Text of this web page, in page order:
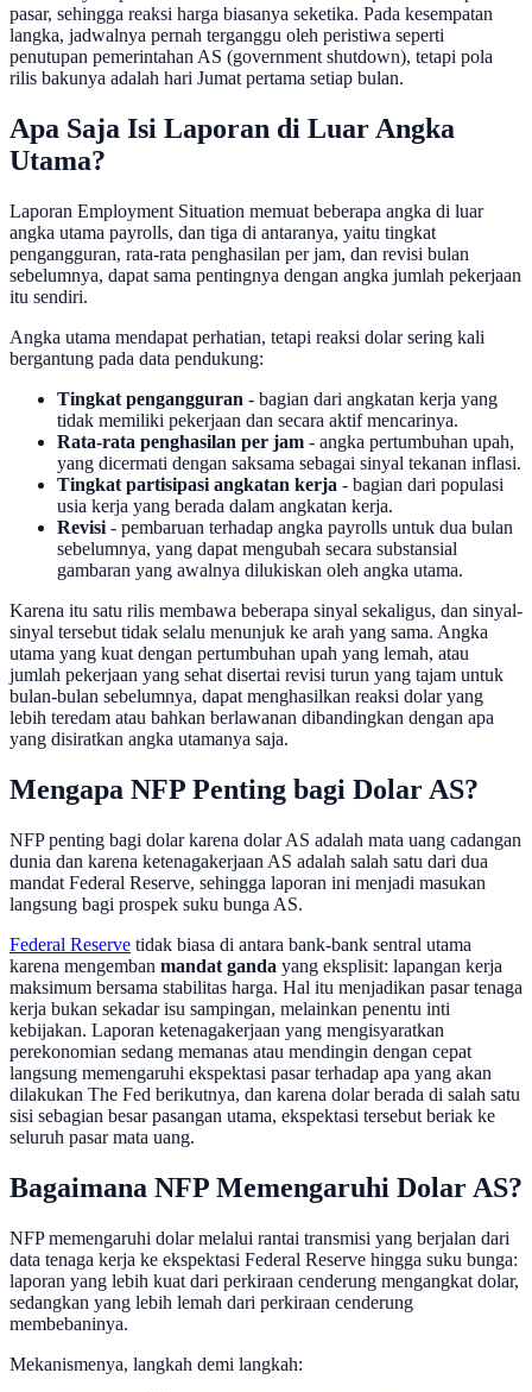
pasar, sehingga reaksi harga biasanya seketika. Pada kesempatan
langka, jadwalnya pernah terganggu oleh peristiwa seperti
penutupan pemerintahan AS (government shutdown), tetapi pola
rilis bakunya adalah hari Jumat pertama setiap bulan.
Apa Saja Isi Laporan di Luar Angka
Utama?
Laporan Employment Situation memuat beberapa angka di luar
angka utama payrolls, dan tiga di antaranya, yaitu tingkat
pengangguran, rata-rata penghasilan per jam, dan revisi bulan
sebelumnya, dapat sama pentingnya dengan angka jumlah pekerjaan
itu sendiri.
Angka utama mendapat perhatian, tetapi reaksi dolar sering kali
bergantung pada data pendukung:
Tingkat pengangguran - bagian dari angkatan kerja yang
tidak memiliki pekerjaan dan secara aktif mencarinya.
Rata-rata penghasilan per jam - angka pertumbuhan upah,
yang dicermati dengan saksama sebagai sinyal tekanan inflasi.
Tingkat partisipasi angkatan kerja - bagian dari populasi
usia kerja yang berada dalam angkatan kerja.
Revisi - pembaruan terhadap angka payrolls untuk dua bulan
sebelumnya, yang dapat mengubah secara substansial
gambaran yang awalnya dilukiskan oleh angka utama.
Karena itu satu rilis membawa beberapa sinyal sekaligus, dan sinyal-
sinyal tersebut tidak selalu menunjuk ke arah yang sama. Angka
utama yang kuat dengan pertumbuhan upah yang lemah, atau
jumlah pekerjaan yang sehat disertai revisi turun yang tajam untuk
bulan-bulan sebelumnya, dapat menghasilkan reaksi dolar yang
lebih teredam atau bahkan berlawanan dibandingkan dengan apa
yang disiratkan angka utamanya saja.
Mengapa NFP Penting bagi Dolar AS?
NFP penting bagi dolar karena dolar AS adalah mata uang cadangan
dunia dan karena ketenagakerjaan AS adalah salah satu dari dua
mandat Federal Reserve, sehingga laporan ini menjadi masukan
langsung bagi prospek suku bunga AS.
Federal Reserve tidak biasa di antara bank-bank sentral utama
karena mengemban mandat ganda yang eksplisit: lapangan kerja
maksimum bersama stabilitas harga. Hal itu menjadikan pasar tenaga
kerja bukan sekadar isu sampingan, melainkan penentu inti
kebijakan. Laporan ketenagakerjaan yang mengisyaratkan
perekonomian sedang memanas atau mendingin dengan cepat
langsung memengaruhi ekspektasi pasar terhadap apa yang akan
dilakukan The Fed berikutnya, dan karena dolar berada di salah satu
sisi sebagian besar pasangan utama, ekspektasi tersebut beriak ke
seluruh pasar mata uang.
Bagaimana NFP Memengaruhi Dolar AS?
NFP memengaruhi dolar melalui rantai transmisi yang berjalan dari
data tenaga kerja ke ekspektasi Federal Reserve hingga suku bunga:
laporan yang lebih kuat dari perkiraan cenderung mengangkat dolar,
sedangkan yang lebih lemah dari perkiraan cenderung
membebaninya.
Mekanismenya, langkah demi langkah: